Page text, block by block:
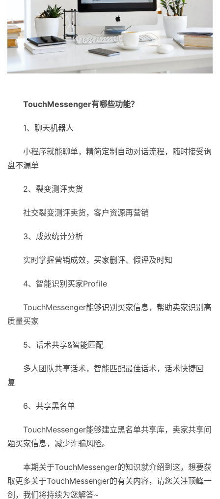
TouchMessenger有哪些功能？
1、聊天机器人
小程序就能聊单，精简定制自动对话流程，随时接受询
盘不漏单
2、裂变测评卖货
社交裂变测评卖货，客户资源再营销
3、成效统计分析
实时掌握营销成效，买家删评、假评及时知
4、智能识别买家Profile
TouchMessenger能够识别买家信息，帮助卖家识别高
质量买家
5、话术共享&智能匹配
多人团队共享话术，智能匹配最佳话术，话术快捷回
复
6、共享黑名单
TouchMessenger能够建立黑名单共享库，卖家共享问
题买家信息，减少诈骗风险。
本期关于TouchMessenger的知识就介绍到这，想要获
取更多关于TouchMessenger的有关内容，请您关注顶峰一
剑，我们将持续为您解答~